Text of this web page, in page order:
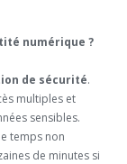
numérique ?
de sécurité.
multiples et
sensibles.
temps non
de minutes si